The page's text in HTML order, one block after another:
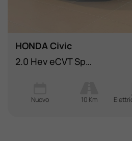
HONDA Civic
2.0 Hev eCVT Sport
Nuovo 10 Km